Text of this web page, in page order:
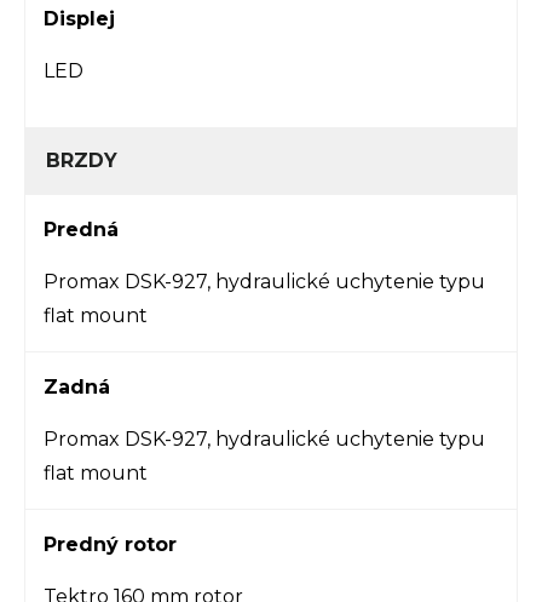
Displej
LED
BRZDY
Predná
Promax DSK-927, hydraulické uchytenie typu
flat mount
Zadná
Promax DSK-927, hydraulické uchytenie typu
flat mount
Predný rotor
Tektro 160 mm rotor